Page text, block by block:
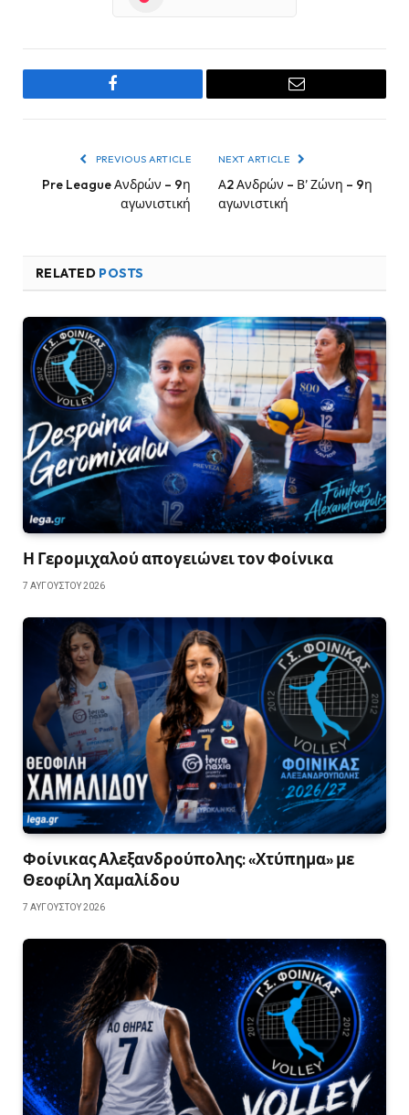
Facebook Email
PREVIOUS ARTICLE
Pre League Ανδρών – 9η
αγωνιστική
NEXT ARTICLE
Α2 Ανδρών – Β’ Ζώνη – 9η
αγωνιστική
RELATED POSTS
Η Γερομιχαλού απογειώνει τον Φοίνικα
7 ΑΥΓΟΎΣΤΟΥ 2026
Φοίνικας Αλεξανδρούπολης: «Χτύπημα» με
Θεοφίλη Χαμαλίδου
7 ΑΥΓΟΎΣΤΟΥ 2026